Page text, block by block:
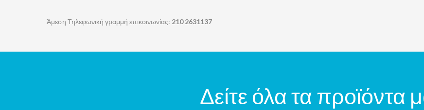
Άμεση Τηλεφωνική γραμμή επικοινωνίας: 210 2631137
Δείτε όλα τα προϊόντα